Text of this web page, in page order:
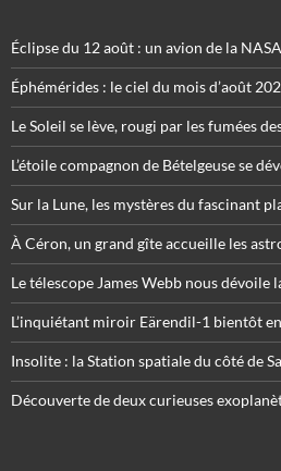
Éclipse du 12 août : un avion de la
Éphémérides : le ciel du mois d’août
Le Soleil se lève, rougi par les fumées
L’étoile compagnon de Bételgeuse se
Sur la Lune, les mystères du fascinant
À Céron, un grand gîte accueille les
Le télescope James Webb nous dévoile
L’inquiétant miroir Eärendil-1 bientôt
Insolite : la Station spatiale du côté de
Découverte de deux curieuses